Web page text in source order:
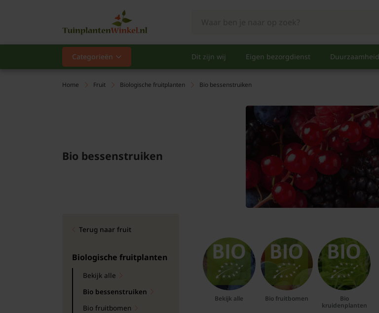
Categorieën Dit zijn wij Eigen bezorgdienst Duurzaamheid
Categorieën
Populair
Hagen
Bomen
Leibomen
Bloembollen
Tuinbenodigdheden
Home Fruit Biologische fruitplanten Bio bessenstruiken
Bio bessenstruiken
Terug naar fruit
Biologische fruitplanten
Bekijk alle
Bio bessenstruiken
Bio fruitbomen
Bekijk alle Bio fruitbomen
Bio
kruidenplanten